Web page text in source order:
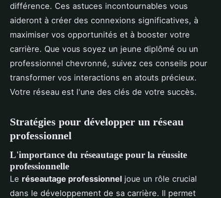
différence. Ces astuces incontournables vous
aideront à créer des connexions significatives, à
maximiser vos opportunités et à booster votre
carrière. Que vous soyez un jeune diplômé ou un
professionnel chevronné, suivez ces conseils pour
transformer vos interactions en atouts précieux.
Votre réseau est l'une des clés de votre succès.
Stratégies pour développer un réseau
professionnel
L'importance du réseautage pour la réussite
professionnelle
Le réseautage professionnel joue un rôle crucial
dans le développement de sa carrière. Il permet